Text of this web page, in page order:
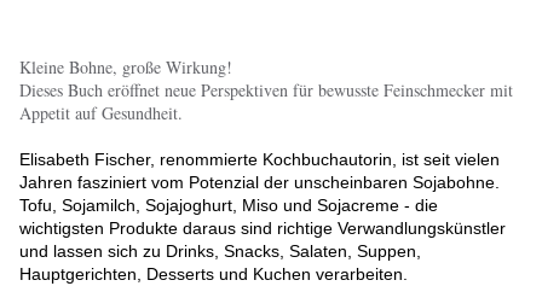
Kleine Bohne, große Wirkung!
Dieses Buch eröffnet neue Perspektiven für bewusste Feinschmecker mit
Appetit auf Gesundheit.
Elisabeth Fischer, renommierte Kochbuchautorin, ist seit vielen
Jahren fasziniert vom Potenzial der unscheinbaren Sojabohne.
Tofu, Sojamilch, Sojajoghurt, Miso und Sojacreme - die
wichtigsten Produkte daraus sind richtige Verwandlungskünstler
und lassen sich zu Drinks, Snacks, Salaten, Suppen,
Hauptgerichten, Desserts und Kuchen verarbeiten.